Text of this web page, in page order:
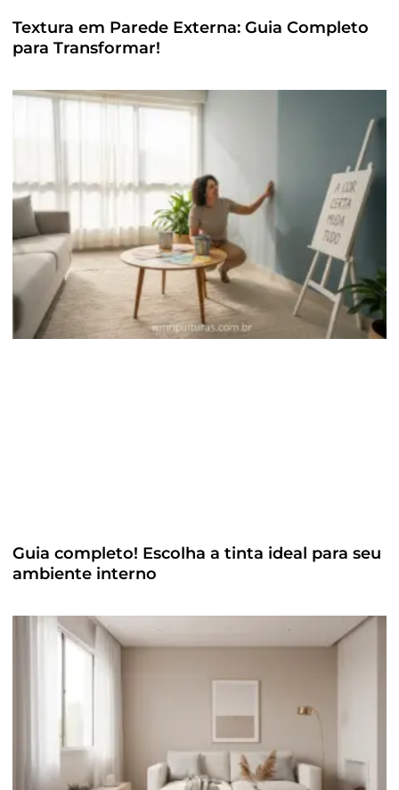
Textura em Parede Externa: Guia Completo
para Transformar!
Guia completo! Escolha a tinta ideal para seu
ambiente interno